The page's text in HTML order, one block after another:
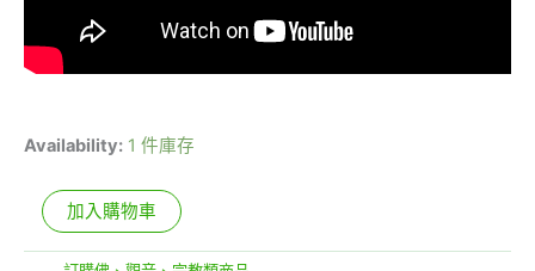
Availability: 1 件庫存
加入購物車